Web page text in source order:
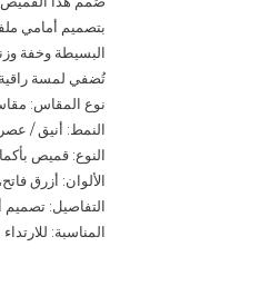
بتصميم أمامي
البسيطة وخفة
تُضفي لمسة
نوع المقاس:
النمط: أنيق /
النوع: قميص
الألوان: أزرق
التفاصيل: تصميم
المناسبة: